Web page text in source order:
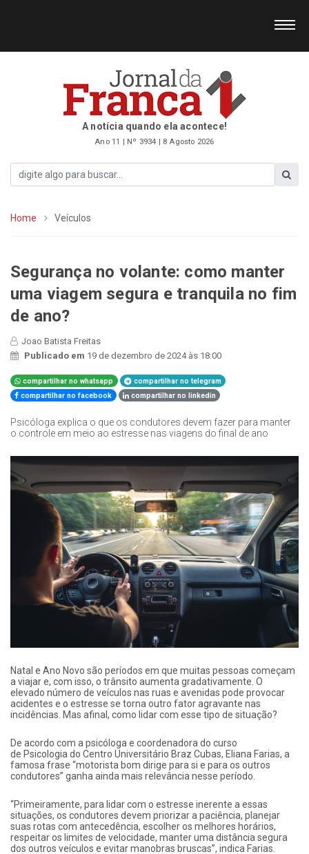
A notícia quando ela acontece!
Ano 11 | Nº 3934 | 8 Agosto 2026
Home Veículos
Segurança no volante: como manter
uma viagem segura e tranquila no fim
de ano?
Joao Batista Freitas
Publicado em 19 de dezembro de 2024 às 18:00
compartilhar no whatsapp
compartilhar no telegram
compartilhar no facebook
compartilhar no linkedin
Psicóloga explica o que os condutores devem fazer para manter
o controle em meio ao estresse nas viagens do final de ano
Natal e Ano Novo são períodos em que muitas pessoas começam
a viajar e, com isso, o trânsito aumenta gradativamente. O
elevado número de veículos nas ruas e avenidas pode provocar
acidentes e o estresse se torna outro fator agravante nas
incidências. Mas afinal, como lidar com esse tipo de situação?
De acordo com a psicóloga e coordenadora do curso
de Psicologia do Centro Universitário Braz Cubas, Eliana Farias, a
famosa frase “motorista bom dirige para si e para os outros
condutores” ganha ainda mais relevância nesse período.
“Primeiramente, para lidar com o estresse inerente a essas
situações, os condutores devem priorizar a paciência, planejar
suas rotas com antecedência, escolher os melhores horários,
respeitar os limites de velocidade, manter uma distância segura
dos outros veículos e evitar manobras bruscas”, indica Farias.